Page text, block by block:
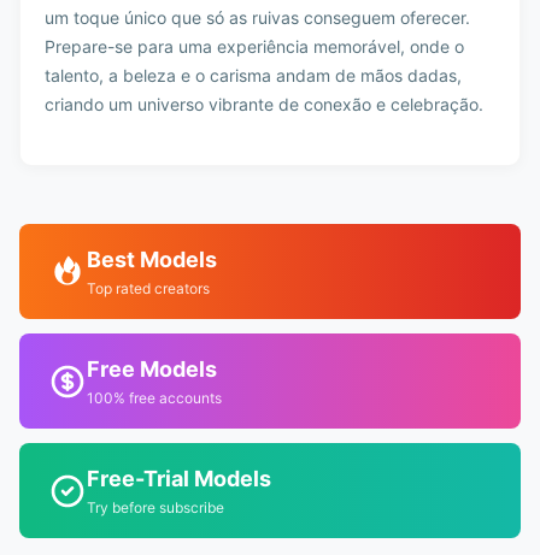
um toque único que só as ruivas conseguem oferecer.
Prepare-se para uma experiência memorável, onde o
talento, a beleza e o carisma andam de mãos dadas,
criando um universo vibrante de conexão e celebração.
Best Models
Top rated creators
Free Models
100% free accounts
Free-Trial Models
Try before subscribe